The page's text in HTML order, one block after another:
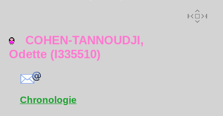
COHEN-TANNOUDJI,
Odette (I335510)
Chronologie